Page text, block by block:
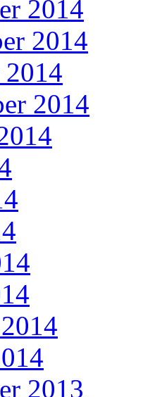
2014
2014
2014
2013